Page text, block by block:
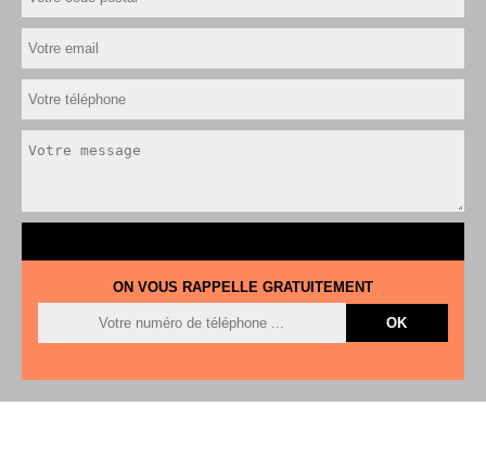
ON VOUS RAPPELLE GRATUITEMENT